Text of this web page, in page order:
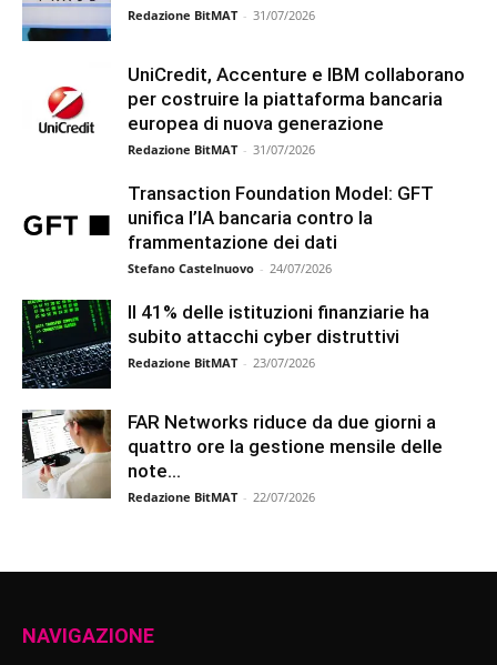
Redazione BitMAT - 31/07/2026
UniCredit, Accenture e IBM collaborano
per costruire la piattaforma bancaria
europea di nuova generazione
Redazione BitMAT - 31/07/2026
Transaction Foundation Model: GFT
unifica l’IA bancaria contro la
frammentazione dei dati
Stefano Castelnuovo - 24/07/2026
Il 41% delle istituzioni finanziarie ha
subito attacchi cyber distruttivi
Redazione BitMAT - 23/07/2026
FAR Networks riduce da due giorni a
quattro ore la gestione mensile delle
note...
Redazione BitMAT - 22/07/2026
NAVIGAZIONE